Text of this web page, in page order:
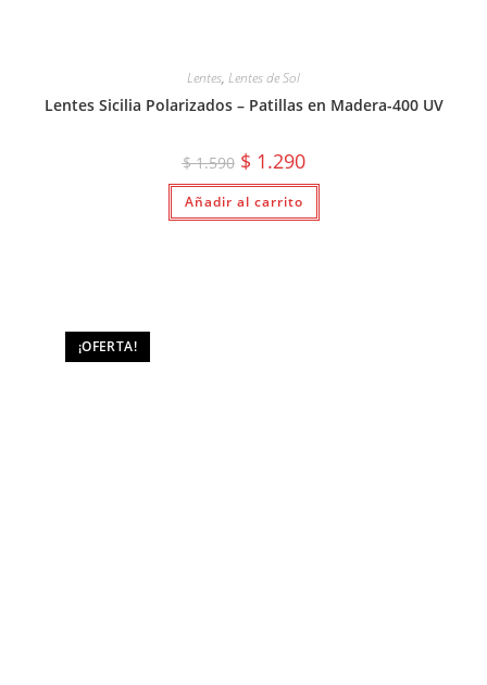
Lentes, Lentes de Sol
Lentes Sicilia Polarizados – Patillas en Madera-400 UV
$1.590 El
precio
original
era:
$ 1.590.
$ 1.290El
precio
actual
$ 1.290.
Añadir al carrito
¡OFERTA!